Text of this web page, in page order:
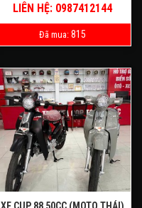
LIÊN HỆ: 0987412144
Đã mua: 815
XE CUP 88 50CC (MOTO THÁI)